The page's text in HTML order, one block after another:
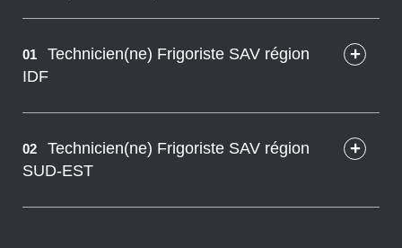
01
Technicien(ne) Frigoriste SAV région
IDF
02
Technicien(ne) Frigoriste SAV région
SUD-EST